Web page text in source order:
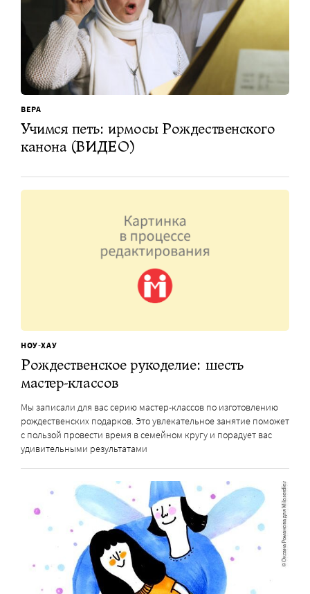
ВЕРА
Учимся петь: ирмосы Рождественского
канона (ВИДЕО)
НОУ-ХАУ
Рождественское рукоделие: шесть
мастер-классов
Мы записали для вас серию мастер-классов по изготовлению
рождественских подарков. Это увлекательное занятие поможет
с пользой провести время в семейном кругу и порадует вас
удивительными результатами